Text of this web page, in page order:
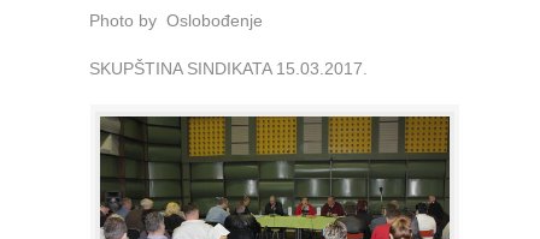
Photo by Oslobođenje
SKUPŠTINA SINDIKATA 15.03.2017.